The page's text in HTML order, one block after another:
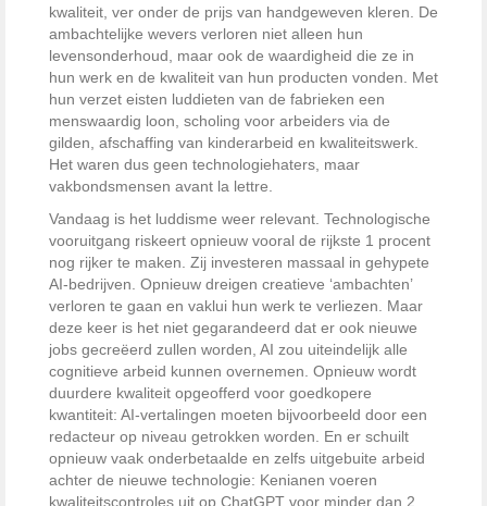
kwaliteit, ver onder de prijs van handgeweven kleren. De
ambachtelijke wevers verloren niet alleen hun
levensonderhoud, maar ook de waardigheid die ze in
hun werk en de kwaliteit van hun producten vonden. Met
hun verzet eisten luddieten van de fabrieken een
menswaardig loon, scholing voor arbeiders via de
gilden, afschaffing van kinderarbeid en kwaliteitswerk.
Het waren dus geen technologiehaters, maar
vakbondsmensen avant la lettre.
Vandaag is het luddisme weer relevant. Technologische
vooruitgang riskeert opnieuw vooral de rijkste 1 procent
nog rijker te maken. Zij investeren massaal in gehypete
AI-bedrijven. Opnieuw dreigen creatieve ‘ambachten’
verloren te gaan en vaklui hun werk te verliezen. Maar
deze keer is het niet gegarandeerd dat er ook nieuwe
jobs gecreëerd zullen worden, AI zou uiteindelijk alle
cognitieve arbeid kunnen overnemen. Opnieuw wordt
duurdere kwaliteit opgeofferd voor goedkopere
kwantiteit: AI-vertalingen moeten bijvoorbeeld door een
redacteur op niveau getrokken worden. En er schuilt
opnieuw vaak onderbetaalde en zelfs uitgebuite arbeid
achter de nieuwe technologie: Kenianen voeren
kwaliteitscontroles uit op ChatGPT voor minder dan 2